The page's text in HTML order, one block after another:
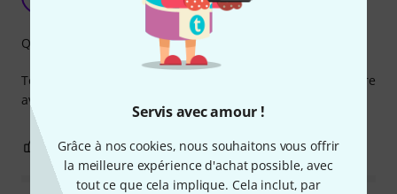
Servis avec amour !
Grâce à nos cookies, nous souhaitons vous offrir
la meilleure expérience d'achat possible, avec
tout ce que cela implique. Cela inclut, par
Bassschorsch 18.02.2018
Tout est conforme aux attentes. Je ne pense pas qu'un autre
avis soit nécessaire :)
Qualité de fabrication
0 0 SIGNALER L'ÉVALUATION